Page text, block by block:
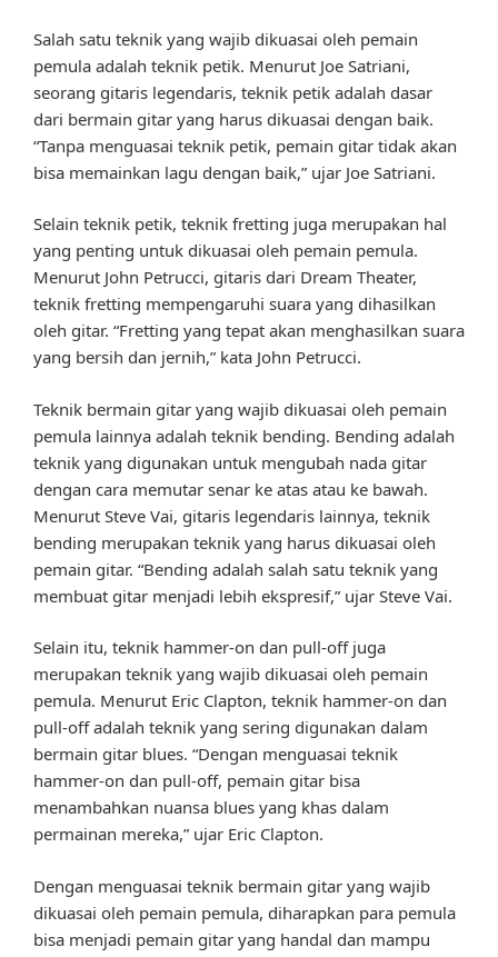
Salah satu teknik yang wajib dikuasai oleh pemain
pemula adalah teknik petik. Menurut Joe Satriani,
seorang gitaris legendaris, teknik petik adalah dasar
dari bermain gitar yang harus dikuasai dengan baik.
“Tanpa menguasai teknik petik, pemain gitar tidak akan
bisa memainkan lagu dengan baik,” ujar Joe Satriani.
Selain teknik petik, teknik fretting juga merupakan hal
yang penting untuk dikuasai oleh pemain pemula.
Menurut John Petrucci, gitaris dari Dream Theater,
teknik fretting mempengaruhi suara yang dihasilkan
oleh gitar. “Fretting yang tepat akan menghasilkan suara
yang bersih dan jernih,” kata John Petrucci.
Teknik bermain gitar yang wajib dikuasai oleh pemain
pemula lainnya adalah teknik bending. Bending adalah
teknik yang digunakan untuk mengubah nada gitar
dengan cara memutar senar ke atas atau ke bawah.
Menurut Steve Vai, gitaris legendaris lainnya, teknik
bending merupakan teknik yang harus dikuasai oleh
pemain gitar. “Bending adalah salah satu teknik yang
membuat gitar menjadi lebih ekspresif,” ujar Steve Vai.
Selain itu, teknik hammer-on dan pull-off juga
merupakan teknik yang wajib dikuasai oleh pemain
pemula. Menurut Eric Clapton, teknik hammer-on dan
pull-off adalah teknik yang sering digunakan dalam
bermain gitar blues. “Dengan menguasai teknik
hammer-on dan pull-off, pemain gitar bisa
menambahkan nuansa blues yang khas dalam
permainan mereka,” ujar Eric Clapton.
Dengan menguasai teknik bermain gitar yang wajib
dikuasai oleh pemain pemula, diharapkan para pemula
bisa menjadi pemain gitar yang handal dan mampu